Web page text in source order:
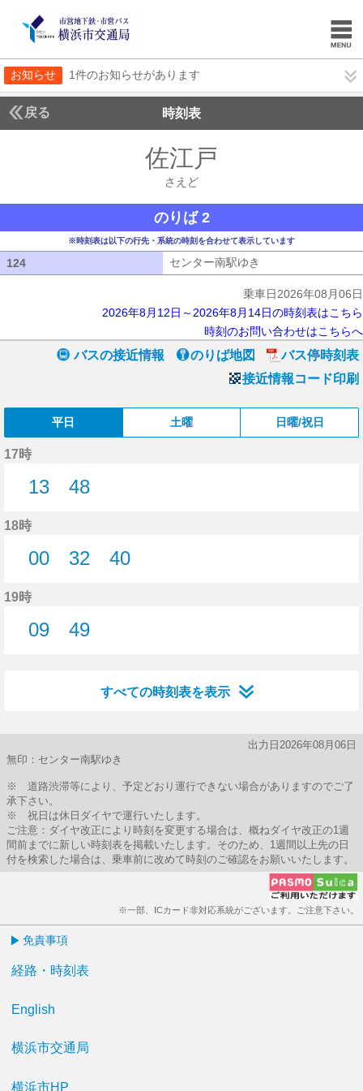
お知らせ 1件のお知らせがあります
戻る 時刻表
佐江戸
さえど
のりば 2
※時刻表は以下の行先・系統の時刻を合わせて表示しています
124 センター南駅ゆき
乗車日2026年08月06日
2026年8月12日～2026年8月14日の時刻表はこちら
時刻のお問い合わせはこちらへ
バスの接近情報 のりば地図
バス停時刻表
接近情報コード印刷
平日 土曜 日曜/祝日
17時
13
48
18時
00
32
40
19時
09
49
すべての時刻表を表示
出力日2026年08月06日
無印：センター南駅ゆき
※ 道路渋滞等により、予定どおり運行できない場合がありますのでご了
承下さい。
※ 祝日は休日ダイヤで運行いたします。
ご注意：ダイヤ改正により時刻を変更する場合は、概ねダイヤ改正の1週
間前までに新しい時刻表を掲載いたします。そのため、1週間以上先の日
付を検索した場合は、乗車前に改めて時刻のご確認をお願いいたします。
※一部、ICカード非対応系統がございます。ご注意下さい。
免責事項
経路・時刻表
English
横浜市交通局
横浜市HP